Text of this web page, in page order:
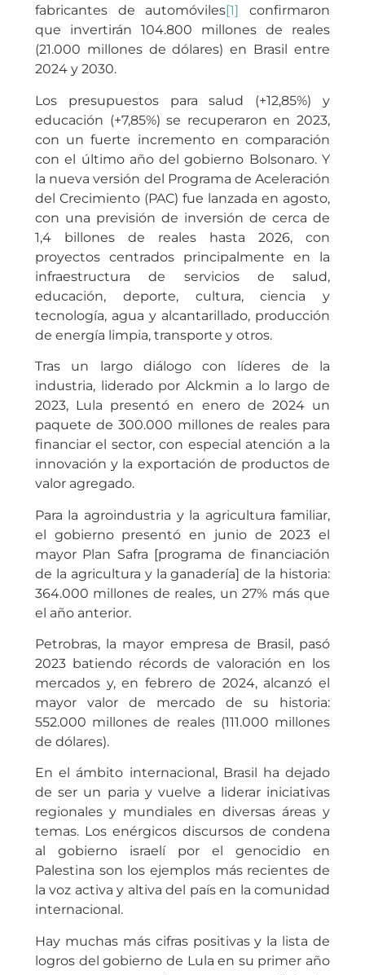
fabricantes de automóviles[1]
confirmaron
que invertirán 104.800 millones de reales
(21.000 millones de dólares) en Brasil entre
2024 y 2030.
Los presupuestos para salud (+12,85%) y
educación (+7,85%) se recuperaron en 2023,
con un fuerte incremento en comparación
con el último año del gobierno Bolsonaro. Y
la nueva versión del Programa de Aceleración
del Crecimiento (PAC) fue lanzada en agosto,
con una previsión de inversión de cerca de
1,4 billones de reales hasta 2026, con
proyectos centrados principalmente en la
infraestructura de servicios de salud,
educación, deporte, cultura, ciencia y
tecnología, agua y alcantarillado, producción
de energía limpia, transporte y otros.
Tras un largo diálogo con líderes de la
industria, liderado por Alckmin a lo largo de
2023, Lula presentó en enero de 2024 un
paquete de 300.000 millones de reales para
financiar el sector, con especial atención a la
innovación y la exportación de productos de
valor agregado.
Para la agroindustria y la agricultura familiar,
el gobierno presentó en junio de 2023 el
mayor Plan Safra [programa de financiación
de la agricultura y la ganadería] de la historia:
364.000 millones de reales, un 27% más que
el año anterior.
Petrobras, la mayor empresa de Brasil, pasó
2023 batiendo récords de valoración en los
mercados y, en febrero de 2024, alcanzó el
mayor valor de mercado de su historia:
552.000 millones de reales (111.000 millones
de dólares).
En el ámbito internacional, Brasil ha dejado
de ser un paria y vuelve a liderar iniciativas
regionales y mundiales en diversas áreas y
temas. Los enérgicos discursos de condena
al gobierno israelí por el genocidio en
Palestina son los ejemplos más recientes de
la voz activa y altiva del país en la comunidad
internacional.
Hay muchas más cifras positivas y la lista de
logros del gobierno de Lula en su primer año